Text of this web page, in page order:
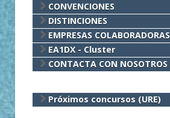
CONVENCIONES
DISTINCIONES
EMPRESAS COLABORADORAS
EA1DX - Cluster
CONTACTA CON NOSOTROS
Próximos concursos (URE)